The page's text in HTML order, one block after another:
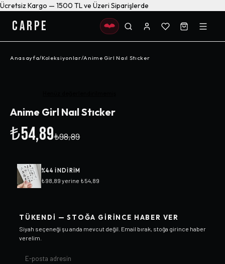
Ücretsiz Kargo — 1500 TL ve Üzeri Siparişlerde
CARPE
Anasayfa/Koleksiyonlar/Anime Girl Naıl Stıcker
Anime Girl Naıl Stıcker
₺54,89₺98,89
%44INDIRIM
₺98,89 yerine ₺54,89
TÜKENDI — STOĞA GIRINCE HABER VER
Siyah seçeneği şu anda mevcut değil. Email bırak, stoğa girince haber
verelim.